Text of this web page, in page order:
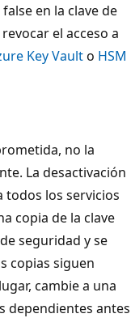
en la clave de
el acceso a
Key Vaulto HSM
no la
La desactivación
todos los servicios
copia de la clave
seguridad y se
copias siguen
cambie a una
dependientes antes